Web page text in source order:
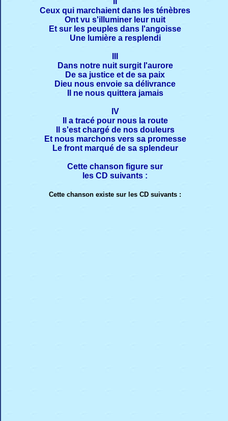
Ceux qui marchaient dans les ténèbres
Ont vu s'illuminer leur nuit
Et sur les peuples dans l'angoisse
Une lumière a resplendi
Dans notre nuit surgit l'aurore
De sa justice et de sa paix
Dieu nous envoie sa délivrance
Il ne nous quittera jamais
IV
Il a tracé pour nous la route
Il s'est chargé de nos douleurs
Et nous marchons vers sa promesse
Le front marqué de sa splendeur
Cette chanson figure sur
les CD suivants :
Cette chanson existe sur les CD suivants :